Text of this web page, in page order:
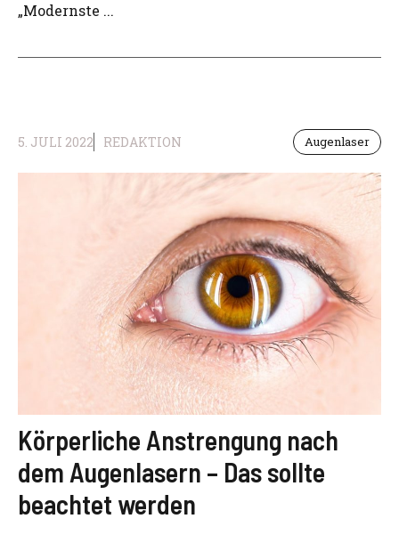
„Modernste ...
5. JULI 2022 REDAKTION Augenlaser
Körperliche Anstrengung nach
dem Augenlasern – Das sollte
beachtet werden